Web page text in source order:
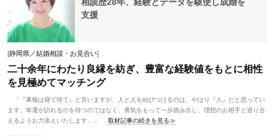
相談歴28年、経験とデータを駆使し成婚を
支援
[静岡県／結婚相談・お見合い]
二十余年にわたり良縁を紡ぎ、豊富な経験値をもとに相性
を見極めてマッチング
「『果報は寝て待て』と言いますが、人と人を結びつけるのは、やはり『人』だと思ってい
ます。幸運が訪れるのを待つのではなく、勇気をもって一歩踏み出し、理想のお相手と巡り合
えるようお力添えいたします」...
取材記事の続きを見る≫